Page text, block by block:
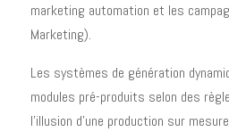
marketing automation et les
Marketing).
Les systèmes de génération
modules pré-produits selon des
l'illusion d'une production sur